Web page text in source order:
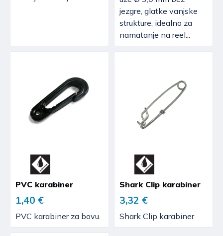
jezgre, glatke vanjske
strukture, idealno za
namatanje na reel...
PVC karabiner
1,40 €
PVC karabiner za bovu.
Shark Clip karabiner
3,32 €
Shark Clip karabiner